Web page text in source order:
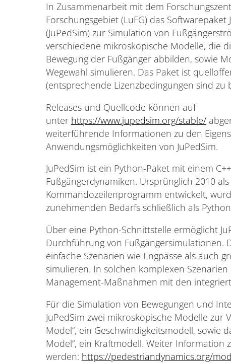
In Zusammenarbeit mit dem
Forschungsgebiet (LuFG) das
(JuPedSim) zur Simulation von
verschiedene mikroskopische Modelle, die
Bewegung der Fußgänger abbilden, sowie
Wegewahl simulieren. Das Paket ist
(entsprechende Lizenzbedingungen sind zu
Releases und Quellcode können auf
unter https://www.jupedsim.org/stable/
weiterführende Informationen zu den
Anwendungsmöglichkeiten von JuPedSim.
JuPedSim ist ein Python-Paket mit einem
Fußgängerdynamiken. Ursprünglich 2010
Kommandozeilenprogramm entwickelt,
zunehmenden Bedarfs schließlich als
Über eine Python-Schnittstelle ermöglicht
Durchführung von Fußgängersimulationen.
einfache Szenarien wie Engpässe als auch
simulieren. In solchen komplexen
Management-Maßnahmen mit den
Für die Simulation von Bewegungen und
JuPedSim zwei mikroskopische Modelle zur
Model“, ein Geschwindigkeitsmodell, sowie
Model“, ein Kraftmodell. Weiter
werden: https://pedestriandynamics.org/